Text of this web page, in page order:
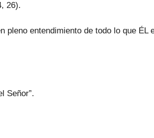
26).
entendimiento de todo lo que
Señor”.